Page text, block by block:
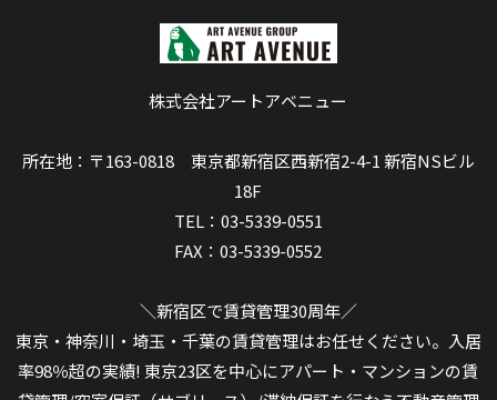
株式会社アートアベニュー
所在地：〒163-0818 東京都新宿区西新宿2-4-1 新宿NSビル
18F
TEL：03-5339-0551
FAX：03-5339-0552
＼新宿区で賃貸管理30周年／
東京・神奈川・埼玉・千葉の賃貸管理はお任せください。入居
率98％超の実績! 東京23区を中心にアパート・マンションの賃